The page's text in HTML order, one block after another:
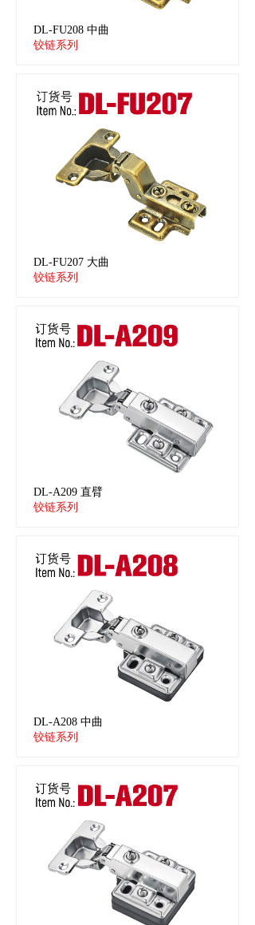
DL-FU208 中曲
铰链系列
DL-FU207 大曲
铰链系列
DL-A209 直臂
铰链系列
DL-A208 中曲
铰链系列